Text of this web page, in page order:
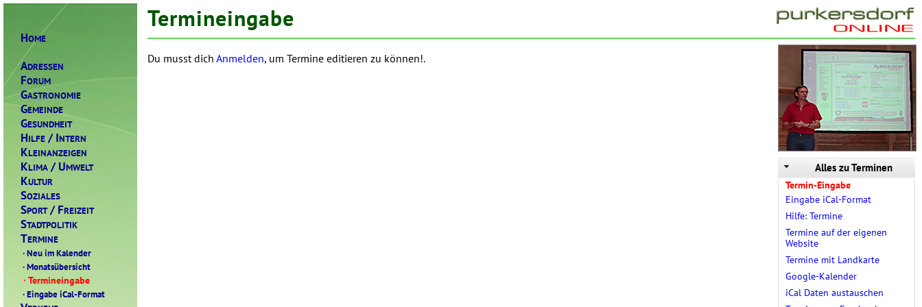
HOME
ADRESSEN
FORUM
GASTRONOMIE
GEMEINDE
GESUNDHEIT
HILFE / INTERN
KLEINANZEIGEN
KLIMA / UMWELT
KULTUR
SOZIALES
SPORT/ FREIZEIT
STADTPOLITIK
TERMINE
·Neu im Kalender
·Monatsübersicht
· Termineingabe
·Eingabe iCal-Format
Termineingabe
Alles zu Terminen
Termin-Eingabe
Eingabe iCal-Format
Hilfe: Termine
Termine auf der eigenen
Website
Termine mit Landkarte
Google-Kalender
iCal Daten austauschen
Du musst dich Anmelden, um Termine editieren zu können!.